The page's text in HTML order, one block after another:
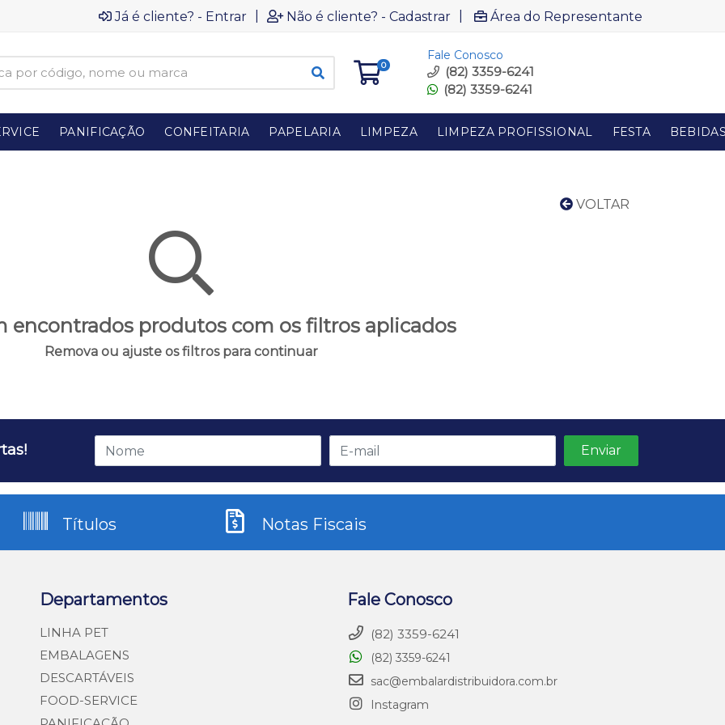
Já é cliente? - Entrar Não é cliente? - Cadastrar Área do Representante
0
Fale Conosco
(82) 3359-6241
(82) 3359-6241
PANIFICAÇÃO CONFEITARIA PAPELARIA LIMPEZA LIMPEZA PROFISSIONAL FESTA
VOLTAR
encontrados produtos com os filtros aplicados
Remova ou ajuste os filtros para continuar
Títulos Notas Fiscais
Departamentos
LINHA PET
EMBALAGENS
DESCARTÁVEIS
FOOD-SERVICE
Fale Conosco
(82) 3359-6241
(82) 3359-6241
sac@embalardistribuidora.com.br
Instagram